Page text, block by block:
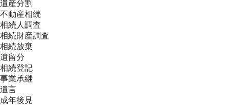
遺産分割
不動産相続
相続人調査
相続財産調査
相続放棄
遺留分
相続登記
事業承継
遺言
成年後見